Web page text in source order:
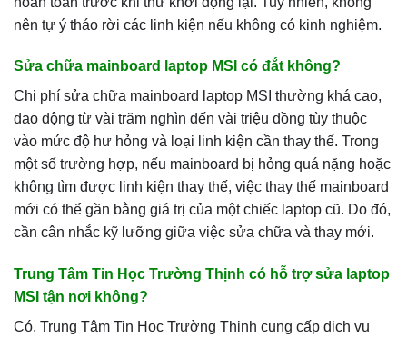
nên tự ý tháo rời các linh kiện nếu không có kinh nghiệm.
Sửa chữa mainboard laptop MSI có đắt không?
Chi phí sửa chữa mainboard laptop MSI thường khá cao,
dao động từ vài trăm nghìn đến vài triệu đồng tùy thuộc
vào mức độ hư hỏng và loại linh kiện cần thay thế. Trong
một số trường hợp, nếu mainboard bị hỏng quá nặng hoặc
không tìm được linh kiện thay thế, việc thay thế mainboard
mới có thể gần bằng giá trị của một chiếc laptop cũ. Do đó,
cần cân nhắc kỹ lưỡng giữa việc sửa chữa và thay mới.
Trung Tâm Tin Học Trường Thịnh có hỗ trợ sửa laptop
MSI tận nơi không?
Có, Trung Tâm Tin Học Trường Thịnh cung cấp dịch vụ